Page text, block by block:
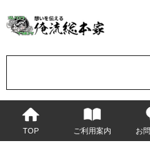
TOP ご利用案内 お